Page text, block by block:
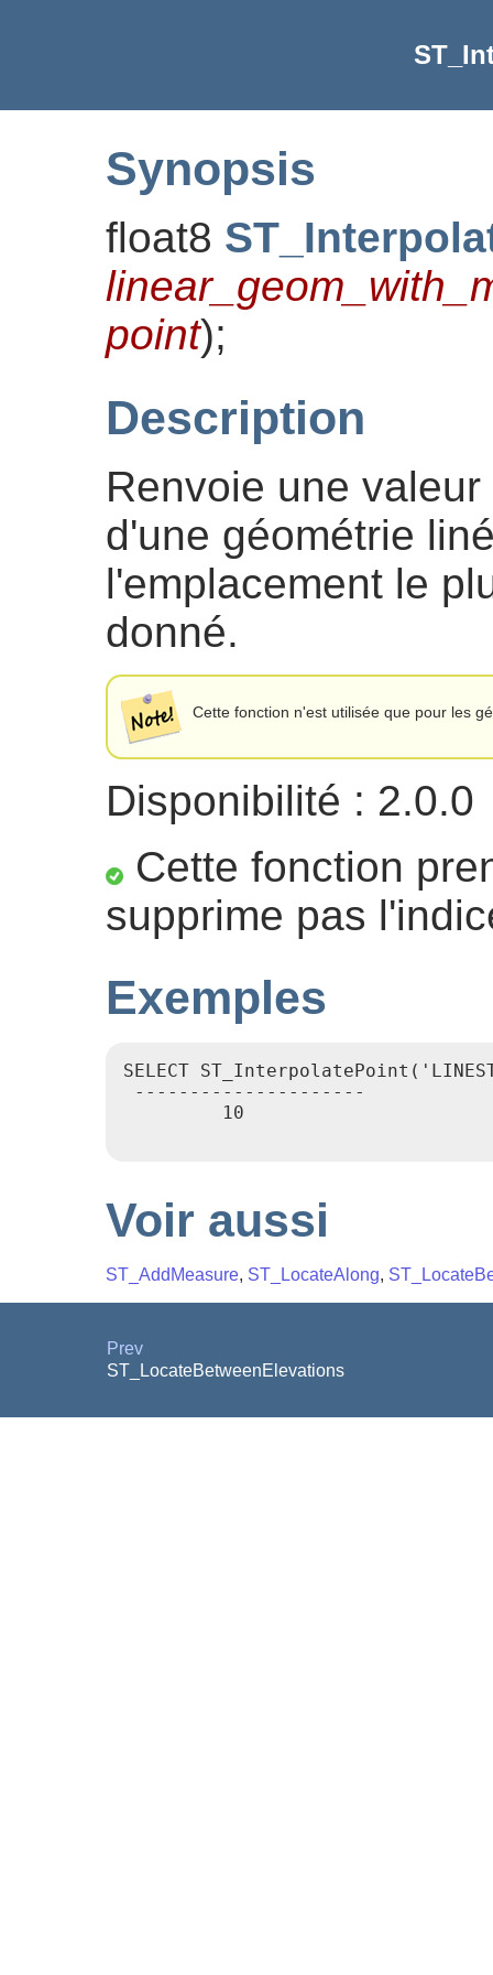
Synopsis
float8
point);
Description
Renvoie une
d'une géométrie
l'emplacement le
donné.
Cette fonction n'est utilisée que pour les
Disponibilité : 2.0.0
Cette fonction
supprime pas
Exemples
SELECT
---------------------
         10
Voir aussi
ST_AddMeasure, ST_LocateAlong,
Prev
ST_LocateBetweenElevations